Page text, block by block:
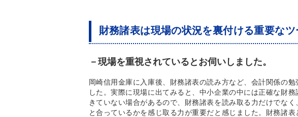
財務諸表は現場の状況を裏付ける重要なツ
－現場を重視されているとお伺いしました。
岡崎信用金庫に入庫後、財務諸表の読み方など、会計関係の勉
した。実際に現場に出てみると、中小企業の中には正確な財務
きていない場合があるので、財務諸表を読み取る力だけでなく
と合っているかを感じ取る力が重要だと感じました。財務諸表